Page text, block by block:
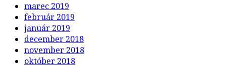
marec 2019
február 2019
január 2019
december 2018
november 2018
október 2018